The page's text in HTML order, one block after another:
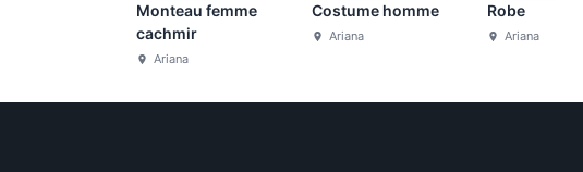
Monteau femme
cachmir
Ariana
Costume homme
Ariana
Robe
Ariana